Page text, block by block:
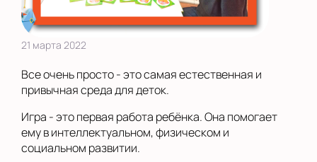
21 марта 2022
Все очень просто - это самая естественная и
привычная среда для деток.
Игра - это первая работа ребёнка. Она помогает
ему в интеллектуальном, физическом и
социальном развитии.